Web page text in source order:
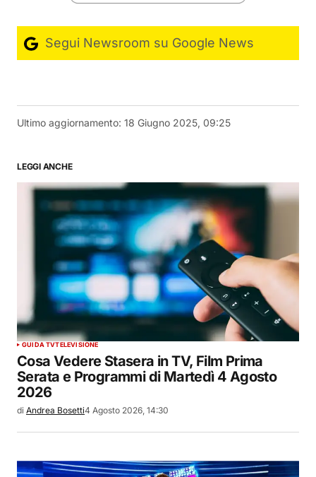
Segui Newsroom su Google News
Ultimo aggiornamento: 18 Giugno 2025, 09:25
LEGGI ANCHE
GUIDA TVTELEVISIONE
Cosa Vedere Stasera in TV, Film Prima
Serata e Programmi di Martedì 4 Agosto
2026
di Andrea Bosetti4 Agosto 2026, 14:30